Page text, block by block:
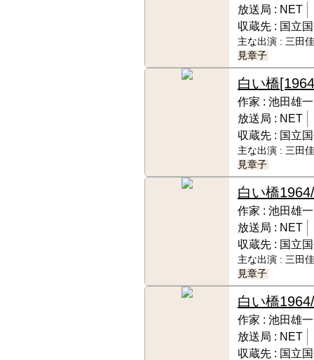
放送局 : NET
収蔵先 : 国立
主な出演 : 三田
見章子
白い橋
作家 : 池田雄一
放送局 : NET
収蔵先 : 国立
主な出演 : 三田
見章子
白い橋
作家 : 池田雄一
放送局 : NET
収蔵先 : 国立
主な出演 : 三田
見章子
白い橋
作家 : 池田雄一
放送局 : NET
収蔵先 : 国立